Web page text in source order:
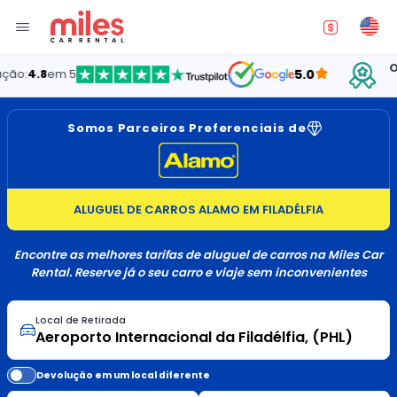
em 5 5.0
Somos Parceiros Preferenciais de
ALUGUEL DE CARROS ALAMO EM FILADÉLFIA
Encontre as melhores tarifas de aluguel de carros na Miles Car
Rental. Reserve já o seu carro e viaje sem inconvenientes
Local de Retirada
Devolução em um local diferente